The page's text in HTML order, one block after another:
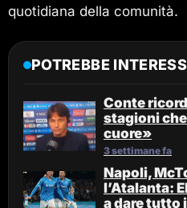
quotidiana della comunità.
POTREBBE
Conte
stagioni
cuore»
3 settimane fa
Napoli,
l’Atalanta:
a dare tutto